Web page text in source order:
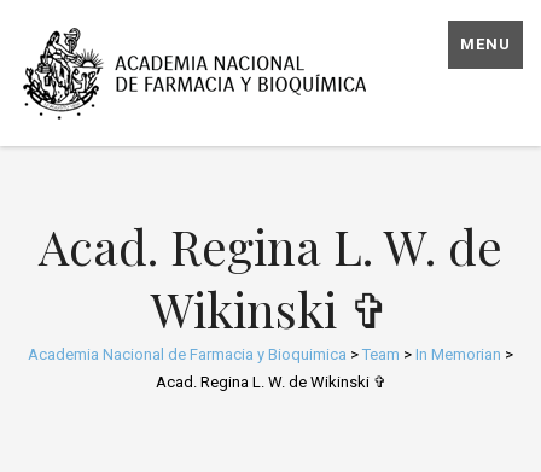
MENU
Acad. Regina L. W. de
Wikinski ✞
Academia Nacional de Farmacia y Bioquimica > Team > In Memorian >
Acad. Regina L. W. de Wikinski ✞